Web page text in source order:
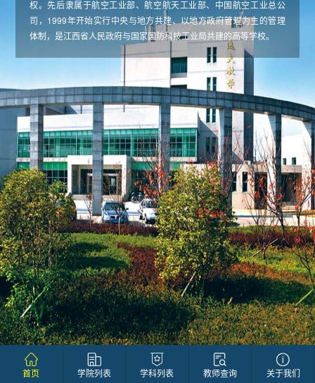
权。先后隶属于航空工业部、航空航天工业部、中国航空工业总公
司，1999年开始实行中央与地方共建、以地方政府管理为主的管理
体制，是江西省人民政府与国家国防科技工业局共建的高等学校。
首页 学院列表 学科列表 教师查询 关于我们